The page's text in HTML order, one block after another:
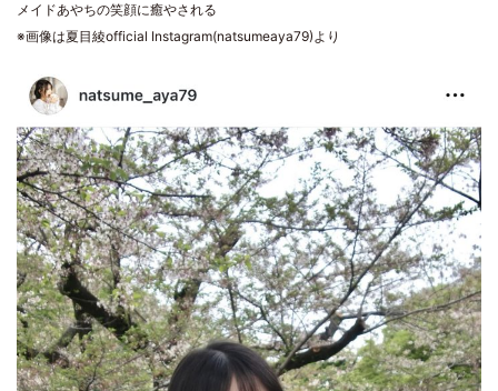
メイドあやちの笑顔に癒やされる
※画像は夏目綾official Instagram(natsumeaya79)より